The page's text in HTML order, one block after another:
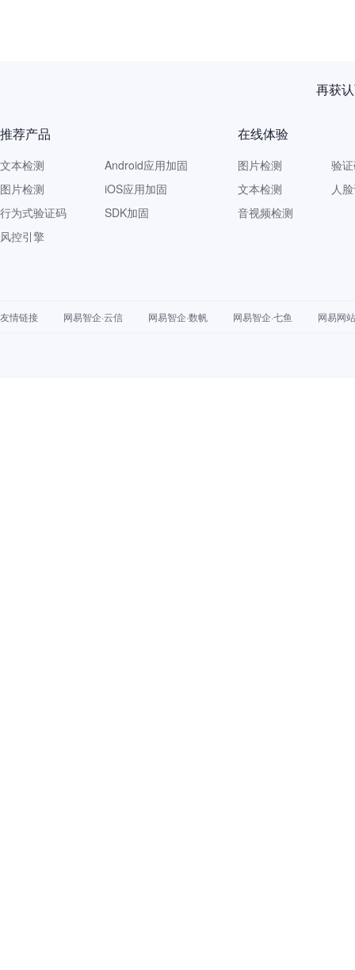
再获
推荐产品
文本检测
图片检测
行为式验证码
风控引擎
Android应用加固
iOS应用加固
SDK加固
在线体验
图片检测
文本检测
音视频检测
验
人
友情链接 网易智企·云信 网易智企·数帆 网易智企·七鱼 网易网